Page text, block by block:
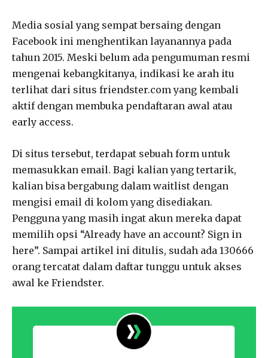
Media sosial yang sempat bersaing dengan
Facebook ini menghentikan layanannya pada
tahun 2015. Meski belum ada pengumuman resmi
mengenai kebangkitanya, indikasi ke arah itu
terlihat dari situs friendster.com yang kembali
aktif dengan membuka pendaftaran awal atau
early access.
Di situs tersebut, terdapat sebuah form untuk
memasukkan email. Bagi kalian yang tertarik,
kalian bisa bergabung dalam waitlist dengan
mengisi email di kolom yang disediakan.
Pengguna yang masih ingat akun mereka dapat
memilih opsi “Already have an account? Sign in
here”. Sampai artikel ini ditulis, sudah ada 130666
orang tercatat dalam daftar tunggu untuk akses
awal ke Friendster.